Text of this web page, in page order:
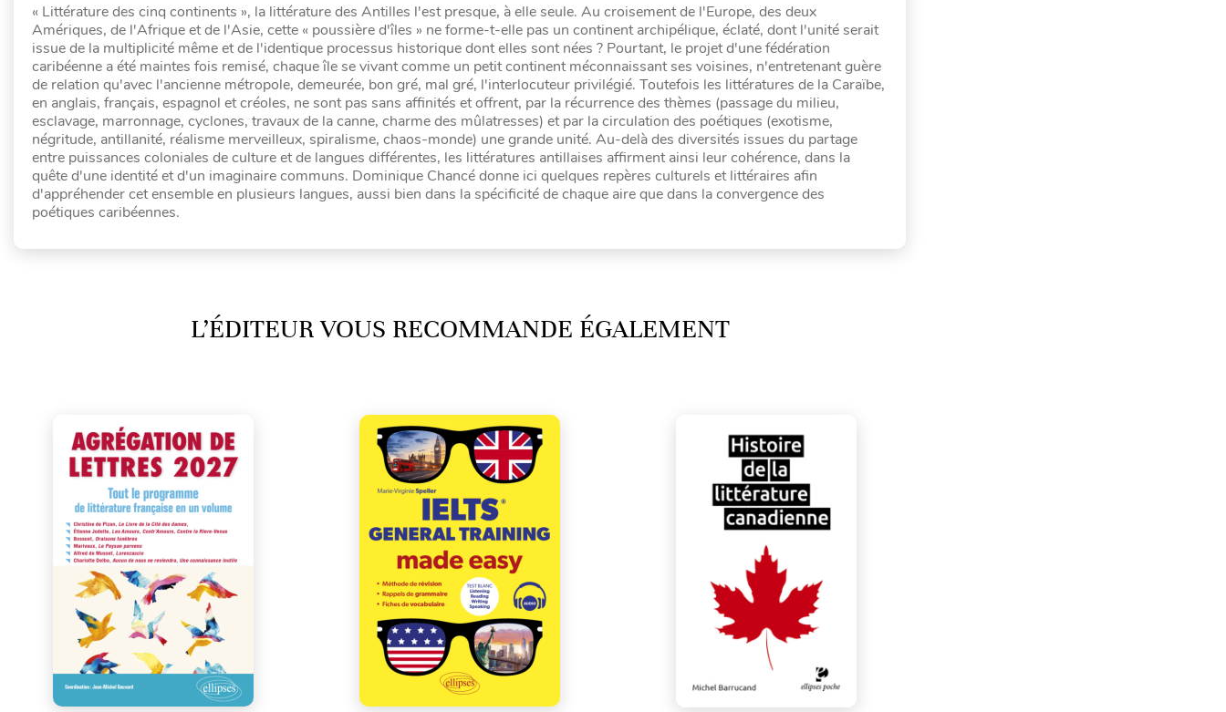
« Littérature des cinq continents », la littérature des Antilles l'est presque, à elle seule. Au croisement de l'Europe, des deux
Amériques, de l'Afrique et de l'Asie, cette « poussière d'îles » ne forme-t-elle pas un continent archipélique, éclaté, dont l'unité serait
issue de la multiplicité même et de l'identique processus historique dont elles sont nées ? Pourtant, le projet d'une fédération
caribéenne a été maintes fois remisé, chaque île se vivant comme un petit continent méconnaissant ses voisines, n'entretenant guère
de relation qu'avec l'ancienne métropole, demeurée, bon gré, mal gré, l'interlocuteur privilégié. Toutefois les littératures de la Caraïbe,
en anglais, français, espagnol et créoles, ne sont pas sans affinités et offrent, par la récurrence des thèmes (passage du milieu,
esclavage, marronnage, cyclones, travaux de la canne, charme des mûlatresses) et par la circulation des poétiques (exotisme,
négritude, antillanité, réalisme merveilleux, spiralisme, chaos-monde) une grande unité. Au-delà des diversités issues du partage
entre puissances coloniales de culture et de langues différentes, les littératures antillaises affirment ainsi leur cohérence, dans la
quête d'une identité et d'un imaginaire communs. Dominique Chancé donne ici quelques repères culturels et littéraires afin
d'appréhender cet ensemble en plusieurs langues, aussi bien dans la spécificité de chaque aire que dans la convergence des
poétiques caribéennes.
L’ÉDITEUR VOUS RECOMMANDE ÉGALEMENT